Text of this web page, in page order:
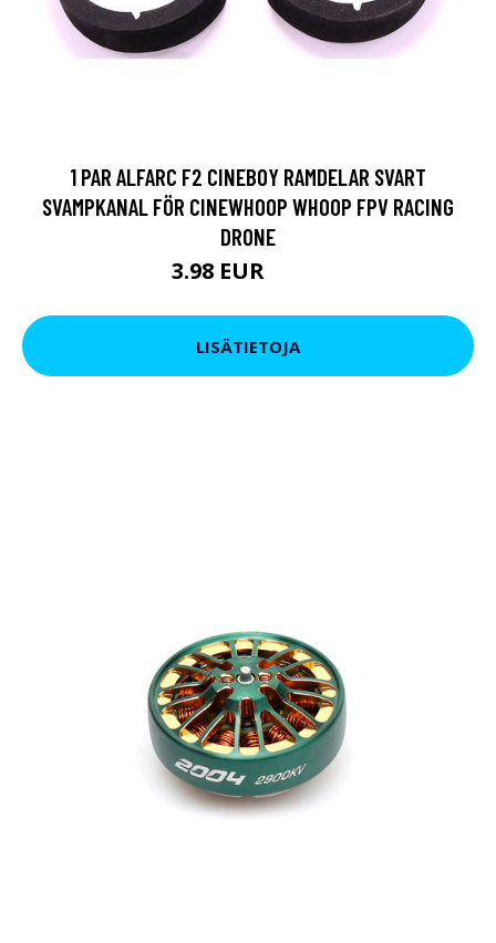
1 PAR ALFARC F2 CINEBOY RAMDELAR SVART
SVAMPKANAL FÖR CINEWHOOP WHOOP FPV RACING
DRONE
3.98 EUR
LISÄTIETOJA